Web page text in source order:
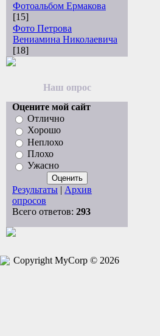
Фотоальбом Ермакова
[15]
Фото Петрова
Вениамина Николаевича
[18]
Наш опрос
Оцените мой сайт
Отлично
Хорошо
Неплохо
Плохо
Ужасно
Результаты | Архив
опросов
Всего ответов: 293
Copyright MyCorp © 2026